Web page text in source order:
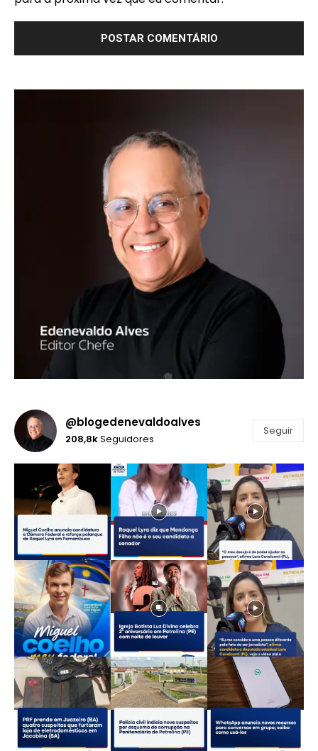
@blogedenevaldoalves
208,8kSeguidores
Seguir